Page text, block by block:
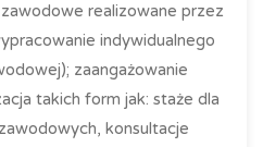
realizowane przez
indywidualnego
zaangażowanie
takich form jak: staże dla
konsultacje